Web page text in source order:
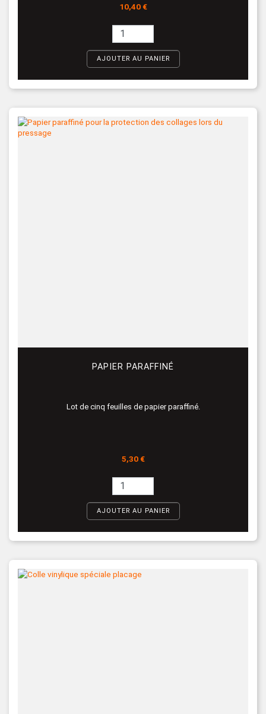
Prix
10,40 €
AJOUTER AU PANIER
PAPIER PARAFFINÉ
Lot de cinq feuilles de papier paraffiné.
Prix
5,30 €
AJOUTER AU PANIER